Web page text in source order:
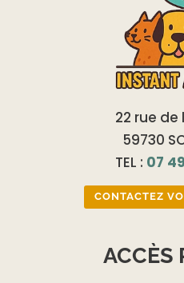
22 rue de
59730
TEL : 07
CONTACTEZ
ACCÈS